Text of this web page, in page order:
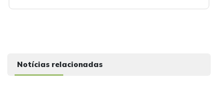
Notícias relacionadas